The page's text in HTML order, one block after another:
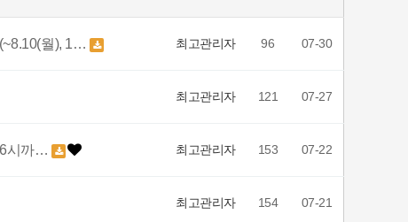
(~8.10(월), 1… 최고관리자 96 07-30
최고관리자 121 07-27
시까… 최고관리자 153 07-22
최고관리자 154 07-21